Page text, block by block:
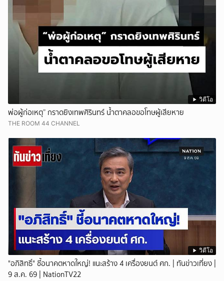
วิดีโอ
พ่อผู้ก่อเหตุ” กราดยิงเทพศิรินทร์ น้ำตาคลอขอโทษผู้เสียหาย
THE ROOM 44 CHANNEL
วิดีโอ
"อภิสิทธิ์" ชี้อนาคตหาดใหญ่! แนะสร้าง 4 เครื่องยนต์ ศก. | ทันข่าวเที่ยง |
9 ส.ค. 69 | NationTV22